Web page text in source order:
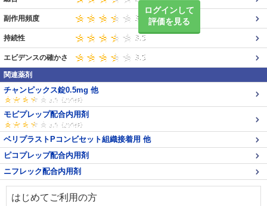
ログインして
評価を見る
副作用頻度
持続性
エビデンスの確かさ
関連薬剤
チャンピックス錠0.5mg 他
モビプレップ配合内用剤
ベリプラストPコンビセット組織接着用 他
ピコプレップ配合内用剤
ニフレック配合内用剤
はじめてご利用の方